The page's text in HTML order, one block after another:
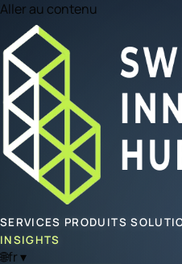
Aller au contenu
SERVICES PRODUITS
INSIGHTS
🌐fr▾